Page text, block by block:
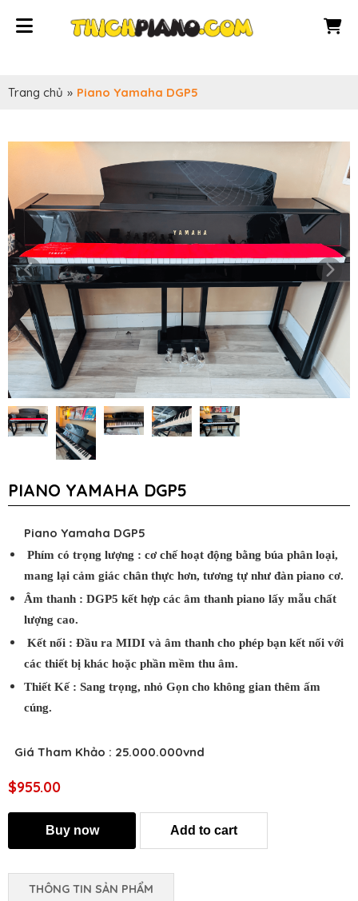
Trang chủ » Piano Yamaha DGP5
PIANO YAMAHA DGP5
Piano Yamaha DGP5
Phím có trọng lượng : cơ chế hoạt động bằng búa phân loại,
mang lại cảm giác chân thực hơn, tương tự như đàn piano cơ.
Âm thanh : DGP5 kết hợp các âm thanh piano lấy mẫu chất
lượng cao.
Kết nối : Đầu ra MIDI và âm thanh cho phép bạn kết nối với
các thiết bị khác hoặc phần mềm thu âm.
Thiết Kế : Sang trọng, nhỏ Gọn cho không gian thêm ấm
cúng.
Giá Tham Khảo : 25.000.000vnd
$955.00
THÔNG TIN SẢN PHẨM